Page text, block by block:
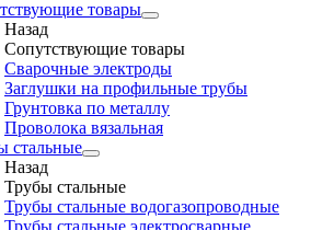
товары
Назад
Сопутствующие товары
Сварочные электроды
Заглушки на профильные трубы
Грунтовка по металлу
Проволока вязальная
стальные
Назад
Трубы стальные
Трубы стальные водогазопроводные
Трубы стальные электросварные